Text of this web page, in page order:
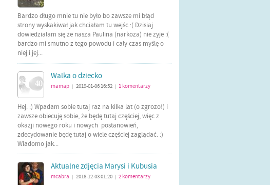
Bardzo długo mnie tu nie było bo zawsze mi błąd
strony wyskakiwał jak chciałam tu wejśc :( Dzisiaj
dowiedziałam się że nasza Paulina (narkoza) nie zyje :(
bardzo mi smutno z tego powodu i cały czas myślę o
niej i jej...
Walka o dziecko
mamap 2019-01-06 16:52 1 komentarzy
Hej. :) Wpadam sobie tutaj raz na kilka lat (o zgrozo!) i
zawsze obiecuję sobie, że będę tutaj częściej, więc z
okazji nowego roku i nowych postanowień,
zdecydowanie będę tutaj o wiele częściej zaglądać. :)
Wiadomo jak...
Aktualne zdjęcia Marysi i Kubusia
mcabra 2018-12-03 01:20 2 komentarzy